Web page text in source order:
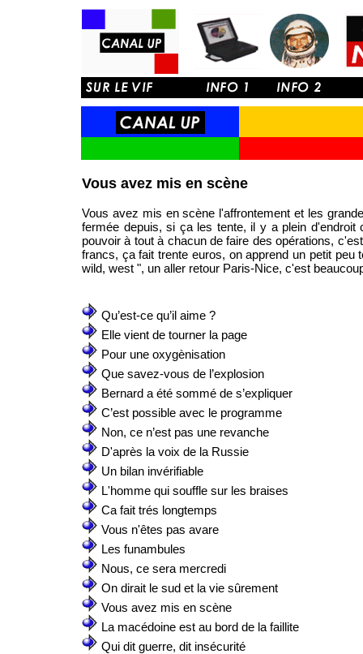
Vous avez mis en scène
Vous avez mis en scène l'affrontement et les
fermée depuis, si ça les tente, il y a plein
pouvoir à tout à chacun de faire des opérations,
francs, ça fait trente euros, on apprend un petit
wild, west ", un aller retour Paris-Nice, c'est
Qu’est-ce qu’il aime ?
Elle vient de tourner la page
Pour une oxygènisation
Que savez-vous de l’explosion
Bernard a été sommé de s’expliquer
C’est possible avec le programme
Non, ce n’est pas une revanche
D'après la voix de la Russie
Un bilan invérifiable
L'homme qui souffle sur les braises
Ca fait trés longtemps
Vous n'êtes pas avare
Les funambules
Nous, ce sera mercredi
On dirait le sud et la vie sûrement
Vous avez mis en scène
La macédoine est au bord de la faillite
Qui dit guerre, dit insécurité